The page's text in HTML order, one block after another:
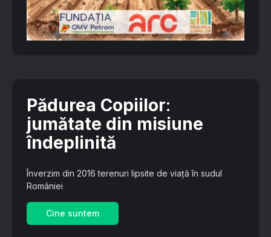
Pădurea Copiilor:
jumătate din misiune
îndeplinită
Înverzim din 2016 terenuri lipsite de viață în sudul
României
Cine suntem